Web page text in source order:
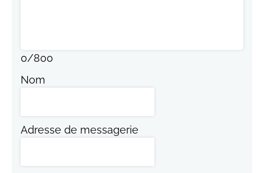
0/800
Nom
Adresse de messagerie